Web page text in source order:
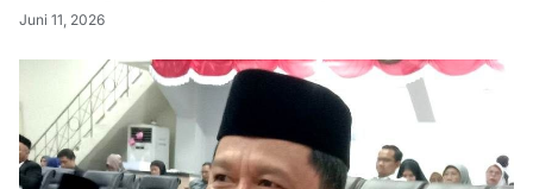
Juni 11, 2026